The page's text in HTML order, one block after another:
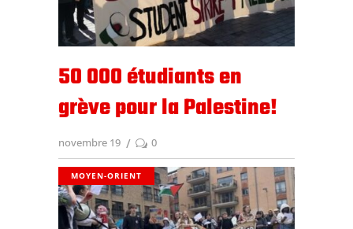
50 000 étudiants en
grève pour la Palestine!
novembre 19 0
MOYEN-ORIENT